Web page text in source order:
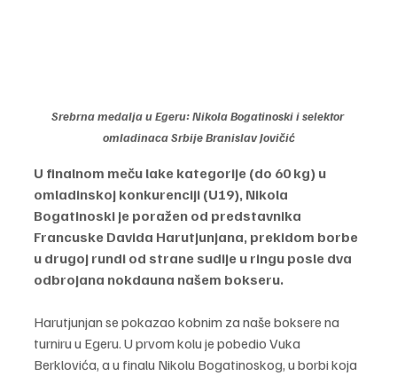
Srebrna medalja u Egeru: Nikola Bogatinoski i selektor
omladinaca Srbije Branislav Jovičić
U finalnom meču lake kategorije (do 60 kg) u
omladinskoj konkurenciji (U19), Nikola
Bogatinoski je poražen od predstavnika
Francuske Davida Harutjunjana, prekidom borbe
u drugoj rundi od strane sudije u ringu posle dva
odbrojana nokdauna našem bokseru.
Harutjunjan se pokazao kobnim za naše boksere na
turniru u Egeru. U prvom kolu je pobedio Vuka
Berklovića, a u finalu Nikolu Bogatinoskog, u borbi koja